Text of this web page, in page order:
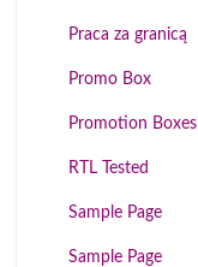
Praca za granicą
Promo Box
Promotion Boxes
RTL Tested
Sample Page
Sample Page